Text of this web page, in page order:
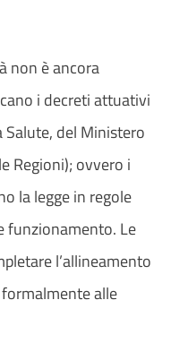
non è ancora
i decreti attuativi
del Ministero
Regioni); ovvero i
la legge in regole
funzionamento. Le
l’allineamento
alle